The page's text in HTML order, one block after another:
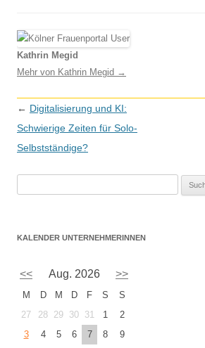
Kathrin Megid
Mehr von Kathrin Megid →
Beitragsnavigation
← Digitalisierung und KI:
Schwierige Zeiten für Solo-
Selbstständige?
h
KALENDER UNTERNEHMERINNEN
<< Aug. 2026 >>
M D M D F S
S
27
28 29 30 31 1
2
3
4 5 6 7 8
9